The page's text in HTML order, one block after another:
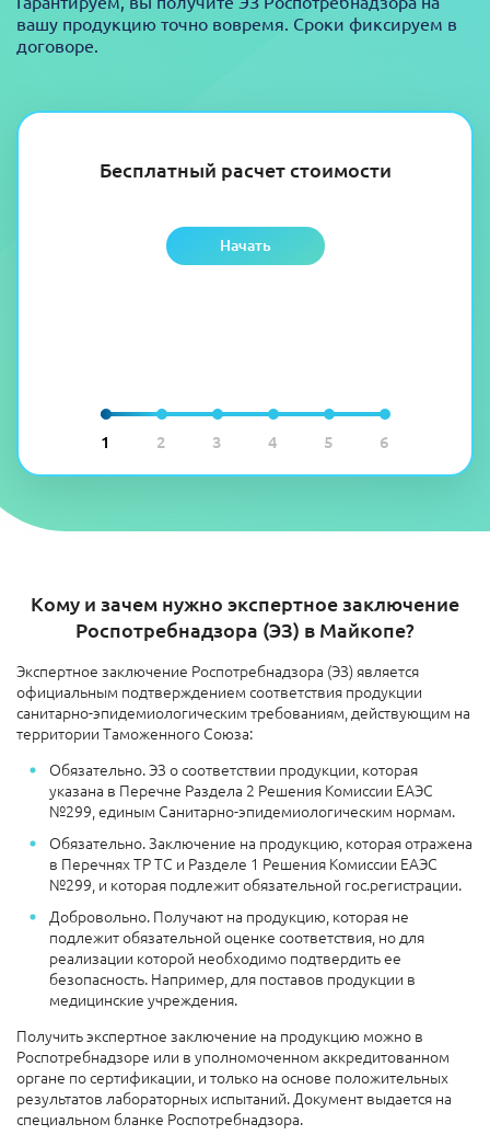
1 2 3 4 5 6
Бесплатный расчет стоимости
Начать
вашу продукцию точно вовремя. Сроки фиксируем в
договоре.
Кому и зачем нужно экспертное заключение
Роспотребнадзора (ЭЗ) в Майкопе?
Экспертное заключение Роспотребнадзора (ЭЗ) является
официальным подтверждением соответствия продукции
санитарно-эпидемиологическим требованиям, действующим на
территории Таможенного Союза:
Обязательно. ЭЗ о соответствии продукции, которая
указана в Перечне Раздела 2 Решения Комиссии ЕАЭС
№299, единым Санитарно-эпидемиологическим нормам.
Обязательно. Заключение на продукцию, которая отражена
в Перечнях ТР ТС и Разделе 1 Решения Комиссии ЕАЭС
№299, и которая подлежит обязательной гос.регистрации.
Добровольно. Получают на продукцию, которая не
подлежит обязательной оценке соответствия, но для
реализации которой необходимо подтвердить ее
безопасность. Например, для поставов продукции в
медицинские учреждения.
Получить экспертное заключение на продукцию можно в
Роспотребнадзоре или в уполномоченном аккредитованном
органе по сертификации, и только на основе положительных
результатов лабораторных испытаний. Документ выдается на
специальном бланке Роспотребнадзора.